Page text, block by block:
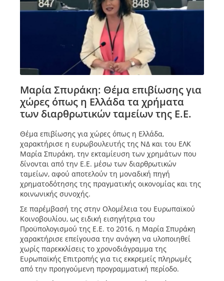
Μαρία Σπυράκη: Θέμα επιβίωσης για
χώρες όπως η Ελλάδα τα χρήματα
των διαρθρωτικών ταμείων της Ε.Ε.
Θέμα επιβίωσης για χώρες όπως η Ελλάδα,
χαρακτήρισε η ευρωβουλευτής της ΝΔ και του ΕΛΚ
Μαρία Σπυράκη, την εκταμίευση των χρημάτων που
δίνονται από την Ε.Ε. μέσω των διαρθρωτικών
ταμείων, αφού αποτελούν τη μοναδική πηγή
χρηματοδότησης της πραγματικής οικονομίας και της
κοινωνικής συνοχής.
Σε παρέμβασή της στην Ολομέλεια του Ευρωπαϊκού
Κοινοβουλίου, ως ειδική εισηγήτρια του
Προϋπολογισμού της Ε.Ε. το 2016, η Μαρία Σπυράκη
χαρακτήρισε επείγουσα την ανάγκη να υλοποιηθεί
χωρίς παρεκκλίσεις το χρονοδιάγραμμα της
Ευρωπαϊκής Επιτροπής για τις εκκρεμείς πληρωμές
από την προηγούμενη προγραμματική περίοδο.